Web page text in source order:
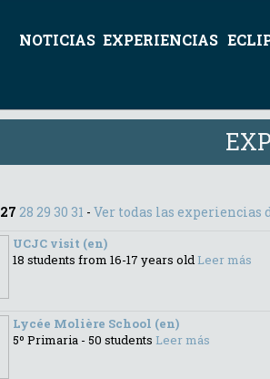
NOTICIAS EXPERIENCIAS
27 28 29 30 31 - Ver todas las experiencias
UCJC visit (en)
18 students from 16-17 years old Leer más
Lycée Molière School (en)
5º Primaria - 50 students Leer más